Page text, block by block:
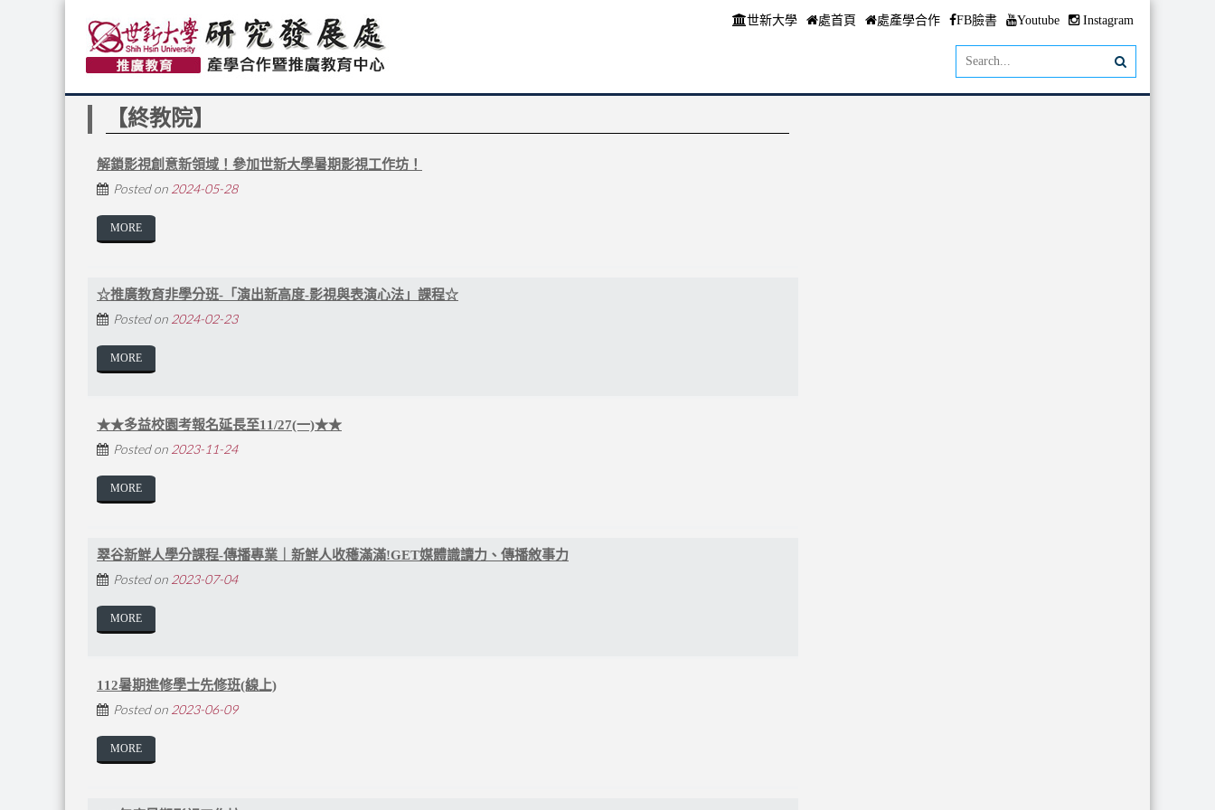
世新大學 處首頁 處產學合作 FB臉書 Youtube Instagram
【終教院】
解鎖影視創意新領域！參加世新大學暑期影視工作坊！
Posted on 2024-05-28
MORE
☆推廣教育非學分班-「演出新高度-影視與表演心法」課程☆
Posted on 2024-02-23
MORE
★★多益校園考報名延長至11/27(一)★★
Posted on 2023-11-24
MORE
翠谷新鮮人學分課程-傳播專業｜新鮮人收穫滿滿!GET媒體識讀力、傳播敘事力
Posted on 2023-07-04
MORE
112暑期進修學士先修班(線上)
Posted on 2023-06-09
MORE